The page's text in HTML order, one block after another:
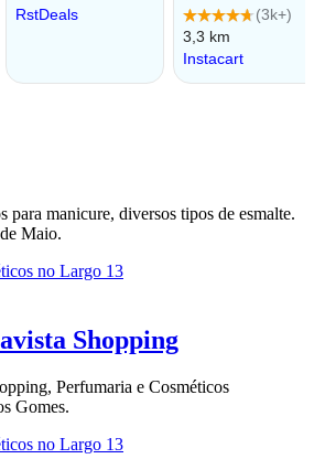
para manicure, diversos tipos de esmalte.
Maio.
no Largo 13
Shopping
Perfumaria e Cosméticos
Gomes.
no Largo 13